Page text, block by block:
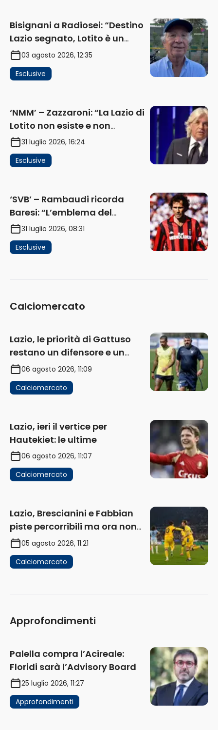
Bisignani a Radiosei: “Destino
Lazio segnato, Lotito è un
problema, la chiave sono
Flaminio e politica. La protesta
e gli interessi dei fondi”
03 agosto 2026, 12:35
Esclusive
‘NMM’ – Zazzaroni: “La Lazio di
Lotito non esiste e non
funziona più. E’ ora di lasciare,
ma lui non ascolta. Pignataro?
Ho verificato…” (AUDIO)
31 luglio 2026, 16:24
Esclusive
‘SVB’ – Rambaudi ricorda
Baresi: “L’emblema del
difensore moderno completo.
Lui è il Milan” (AUDIO)
31 luglio 2026, 08:31
Esclusive
Calciomercato
Lazio, le priorità di Gattuso
restano un difensore e un
centravanti: proposto Esposito
06 agosto 2026, 11:09
Calciomercato
Lazio, ieri il vertice per
Hautekiet: le ultime
06 agosto 2026, 11:07
Calciomercato
Lazio, Brescianini e Fabbian
piste percorribili ma ora non
sono la priorità
05 agosto 2026, 11:21
Calciomercato
Approfondimenti
Palella compra l’Acireale:
Floridi sarà l’Advisory Board
25 luglio 2026, 11:27
Approfondimenti